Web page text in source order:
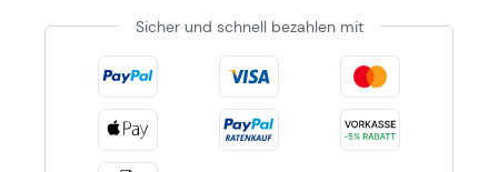
Sicher und schnell bezahlen mit